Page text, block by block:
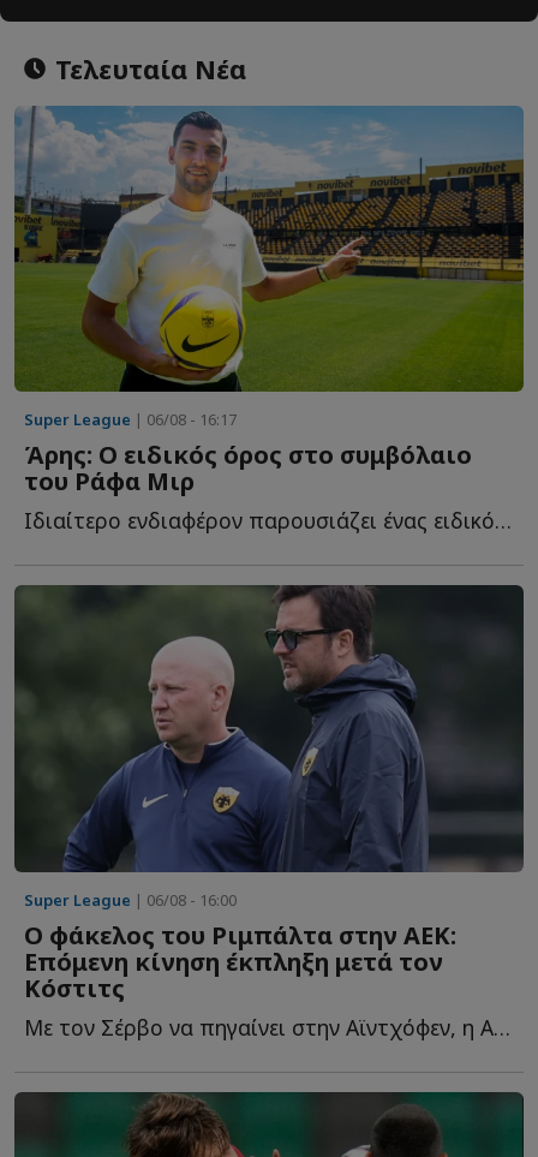
Τελευταία Νέα
Super League | 06/08 - 16:17
Άρης: Ο ειδικός όρος στο συμβόλαιο
του Ράφα Μιρ
Ιδιαίτερο ενδιαφέρον παρουσιάζει ένας ειδικός όρος π...
Super League | 06/08 - 16:00
O φάκελος του Ριμπάλτα στην ΑΕΚ:
Επόμενη κίνηση έκπληξη μετά τον
Κόστιτς
Με τον Σέρβο να πηγαίνει στην Αϊντχόφεν, η ΑΕΚ καλείται τ...